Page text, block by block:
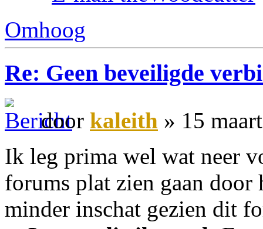
Omhoog
Re: Geen beveiligde
door kaleith » 15
Ik leg prima wel wat neer
forums plat zien gaan
minder inschat gezien dit